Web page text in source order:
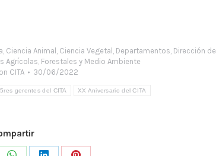
Ciencia Animal Ciencia Vegetal Departamentos Dirección de
Agrícolas, Forestales y Medio Ambiente
CITA 30/06/2022
gerentes del CITA XX Aniversario del CITA